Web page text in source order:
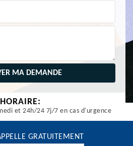
HORAIRE:
et 24h/24 7j/7 en cas d'urgence
GRATUITEMENT